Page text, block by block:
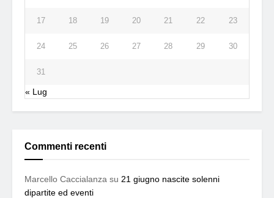
17 18 19 20 21 22 23
24 25 26 27 28 29 30
31
« Lug
Commenti recenti
Marcello Caccialanza su 21 giugno nascite solenni
dipartite ed eventi